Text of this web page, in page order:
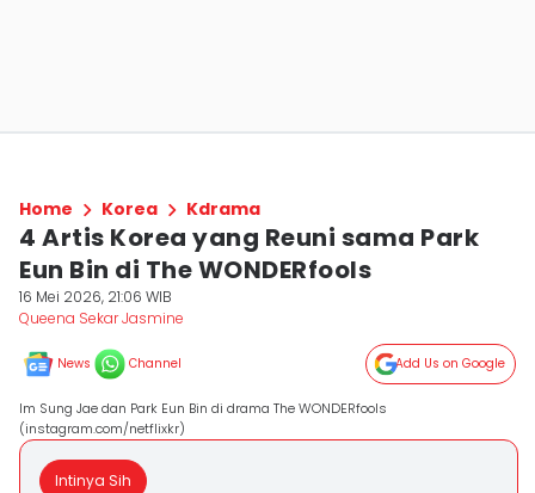
Home Korea Kdrama
4 Artis Korea yang Reuni sama Park
Eun Bin di The WONDERfools
16 Mei 2026, 21:06 WIB
Queena Sekar Jasmine
News Channel Add Us on Google
Im Sung Jae dan Park Eun Bin di drama The WONDERfools
(instagram.com/netflixkr)
Intinya Sih